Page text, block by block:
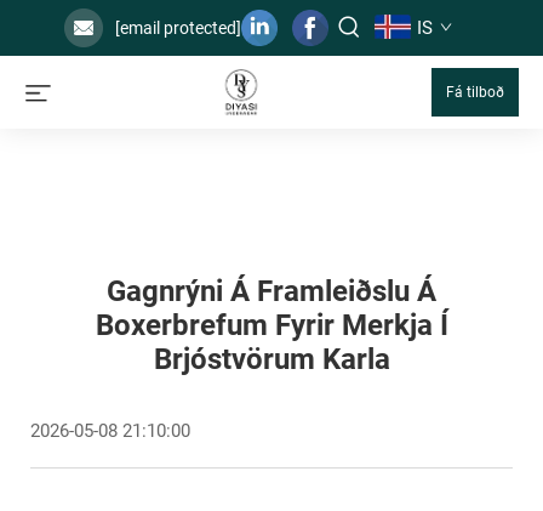
[email protected] IS
Fá tilboð
Gagnrýni Á Framleiðslu Á
Boxerbrefum Fyrir Merkja Í
Brjóstvörum Karla
2026-05-08 21:10:00